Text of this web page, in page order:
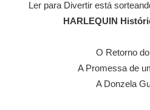
Ler para Divertir está
HARLEQUIN
O Retorno
A Promessa de
A Donzela